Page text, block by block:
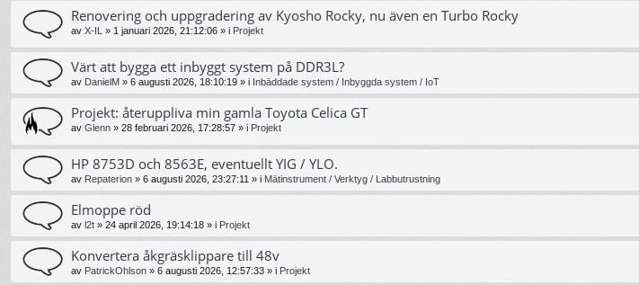
Renovering och uppgradering av Kyosho Rocky, nu även en Turbo Rocky
av X-IL » 1 januari 2026, 21:12:06 » i Projekt
Värt att bygga ett inbyggt system på DDR3L?
av DanielM » 6 augusti 2026, 18:10:19 » i Inbäddade system / Inbyggda system / IoT
Projekt: återuppliva min gamla Toyota Celica GT
av Glenn » 28 februari 2026, 17:28:57 » i Projekt
HP 8753D och 8563E, eventuellt YIG / YLO.
av Repaterion » 6 augusti 2026, 23:27:11 » i Mätinstrument / Verktyg / Labbutrustning
Elmoppe röd
av l2t » 24 april 2026, 19:14:18 » i Projekt
Konvertera åkgräsklippare till 48v
av PatrickOhlson » 6 augusti 2026, 12:57:33 » i Projekt